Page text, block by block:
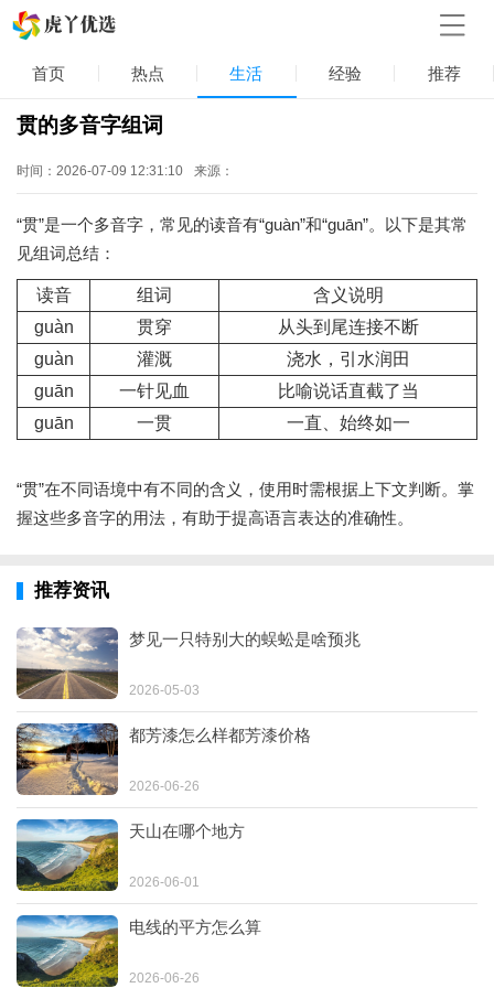
首页 热点 生活 经验 推荐
贯的多音字组词
时间：2026-07-09 12:31:10 来源：
“贯”是一个多音字，常见的读音有“guàn”和“guān”。以下是其常
见组词总结：
读音 组词
含义说明
guàn
贯穿
从头到尾连接不断
guàn
灌溉
浇水，引水润田
guān
一针见血
比喻说话直截了当
guān
一贯 一直、始终如一
“贯”在不同语境中有不同的含义，使用时需根据上下文判断。掌
握这些多音字的用法，有助于提高语言表达的准确性。
推荐资讯
梦见一只特别大的蜈蚣是啥预兆
2026-05-03
都芳漆怎么样都芳漆价格
2026-06-26
天山在哪个地方
2026-06-01
电线的平方怎么算
2026-06-26